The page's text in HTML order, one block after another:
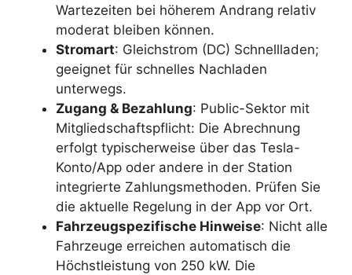
Wartezeiten bei höherem Andrang relativ
moderat bleiben können.
Stromart: Gleichstrom (DC) Schnellladen;
geeignet für schnelles Nachladen
unterwegs.
Zugang & Bezahlung: Public-Sektor mit
Mitgliedschaftspflicht: Die Abrechnung
erfolgt typischerweise über das Tesla-
Konto/App oder andere in der Station
integrierte Zahlungsmethoden. Prüfen Sie
die aktuelle Regelung in der App vor Ort.
Fahrzeugspezifische Hinweise: Nicht alle
Fahrzeuge erreichen automatisch die
Höchstleistung von 250 kW. Die